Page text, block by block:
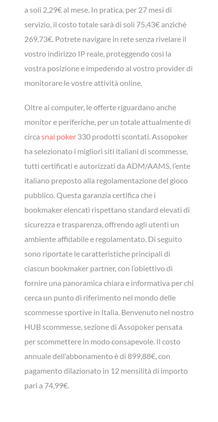
a soli 2,29€ al mese. In pratica, per 27 mesi di
servizio, il costo totale sarà di soli 75,43€ anziché
269,73€. Potrete navigare in rete senza rivelare il
vostro indirizzo IP reale, proteggendo così la
vostra posizione e impedendo al vostro provider di
monitorare le vostre attività online.
Oltre ai computer, le offerte riguardano anche
monitor e periferiche, per un totale attualmente di
circa snai poker 330 prodotti scontati. Assopoker
ha selezionato i migliori siti italiani di scommesse,
tutti certificati e autorizzati da ADM/AAMS, l’ente
italiano preposto alla regolamentazione del gioco
pubblico. Questa garanzia certifica che i
bookmaker elencati rispettano standard elevati di
sicurezza e trasparenza, offrendo agli utenti un
ambiente affidabile e regolamentato. Di seguito
sono riportate le caratteristiche principali di
ciascun bookmaker partner, con l’obiettivo di
fornire una panoramica chiara e informativa per chi
cerca un punto di riferimento nel mondo delle
scommesse sportive in Italia. Benvenuto nel nostro
HUB scommesse, sezione di Assopoker pensata
per scommettere in modo consapevole. Il costo
annuale dell’abbonamento è di 899,88€, con
pagamento dilazionato in 12 mensilità di importo
pari a 74,99€.